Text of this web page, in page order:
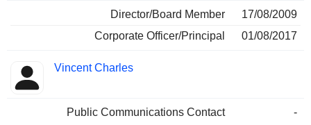
Director/Board Member
17/08/2009
Corporate Officer/Principal
01/08/2017
Vincent Charles
Public Communications Contact -